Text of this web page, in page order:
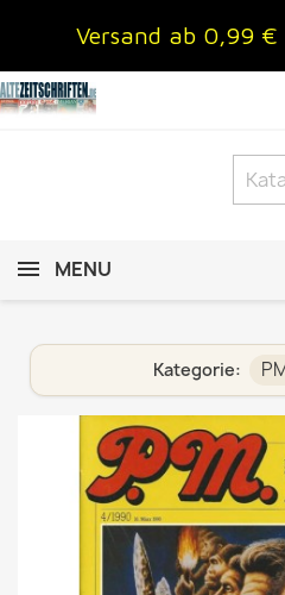
Versand ab 0,99 €
MENU
Kategorie: